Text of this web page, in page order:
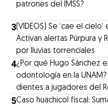
patrones del IMSS?
3(VIDEOS) Se ‘cae el cielo’
Activan alertas Púrpura y
por lluvias torrenciales
4¿Por qué Hugo Sánchez
odontología en la
dientes a jugadores del
5Caso huachicol fiscal: